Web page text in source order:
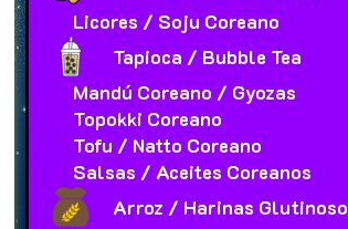
Licores / Soju Coreano
Tapioca / Bubble Tea
Mandú Coreano / Gyozas
Topokki Coreano
Tofu / Natto Coreano
Salsas / Aceites Coreanos
Arroz / Harinas Glutinoso